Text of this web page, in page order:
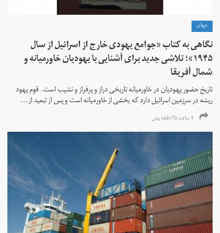
جهان
نگاهی به کتاب «جوامع یهودی خارج از اسرائیل از سال
۱۹۴۵»؛ تلاشی جدید برای آشنایی با یهودیان خاورمیانه و
شمال آفریقا
تاریخ حضور یهودیان در خاورمیانه تاریخی دراز و پرفراز و نشیب است. قوم یهود
ریشه در سرزمین اسرائیل دارد که بخشی از خاورمیانه است و پس از تبعید از...
۴ ساعت ۲۵ دقیقه پیش